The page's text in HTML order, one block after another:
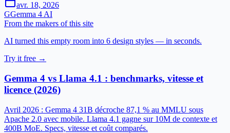
avr. 18, 2026
GGemma 4 AI
From the makers of this site
AI turned this empty room into 6 design styles — in seconds.
Try it free →
Gemma 4 vs Llama 4.1 : benchmarks, vitesse et
licence (2026)
Avril 2026 : Gemma 4 31B décroche 87,1 % au MMLU sous
Apache 2.0 avec mobile. Llama 4.1 gagne sur 10M de contexte et
400B MoE. Specs, vitesse et coût comparés.